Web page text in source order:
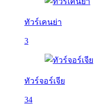
ทัวร์เคนย่า
3
ทัวร์จอร์เจีย
34